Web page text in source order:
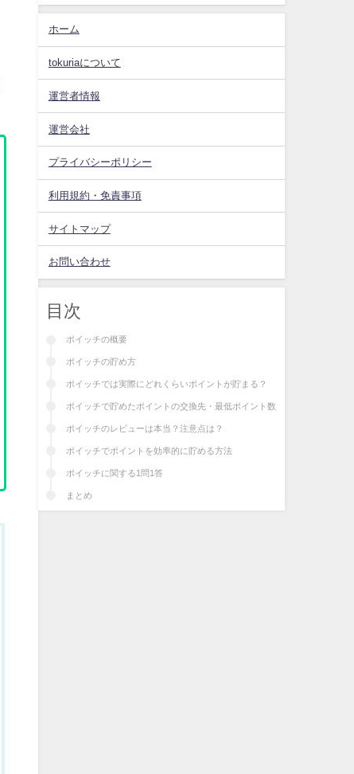
ホーム
tokuriaについて
運営者情報
運営会社
プライバシーポリシー
利用規約・免責事項
サイトマップ
お問い合わせ
目次
ポイッチの概要
ポイッチの貯め方
ポイッチでは実際にどれくらいポイントが貯まる？
ポイッチで貯めたポイントの交換先・最低ポイント数
ポイッチのレビューは本当？注意点は？
ポイッチでポイントを効率的に貯める方法
ポイッチに関する1問1答
まとめ